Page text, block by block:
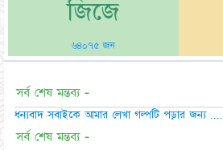
জিজে
৬৪০৭৫ জন
সর্ব শেষ মন্তব্য -
ধন্যবাদ সবাইকে আমার লেখা গল্পটি পড়ার জন্য ....
সর্ব শেষ মন্তব্য -